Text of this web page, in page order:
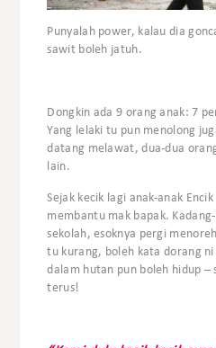
Punyalah power, kalau dia
sawit boleh jatuh.
Dongkin ada 9 orang anak: 7
Yang lelaki tu pun menolong
datang melawat, dua-dua
lain.
Sejak kecik lagi anak-anak
membantu mak bapak.
sekolah, esoknya pergi
tu kurang, boleh kata dorang
dalam hutan pun boleh hidup –
terus!